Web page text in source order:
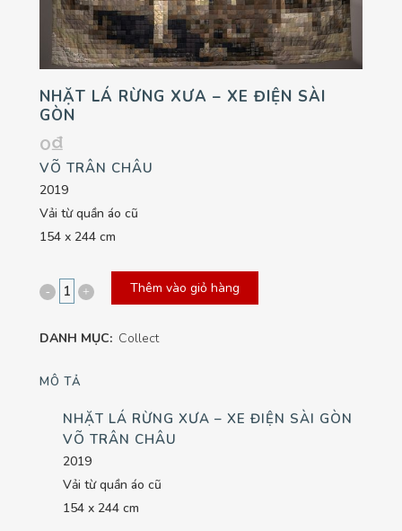
NHẶT LÁ RỪNG XƯA – XE ĐIỆN SÀI
GÒN
0₫
VÕ TRÂN CHÂU
2019
Vải từ quần áo cũ
154 x 244 cm
Nhặt
Xưa
Thêm vào giỏ hàng
DANH MỤC: Collect
MÔ TẢ
NHẶT LÁ RỪNG XƯA – XE ĐIỆN SÀI GÒN
VÕ TRÂN CHÂU
2019
Vải từ quần áo cũ
154 x 244 cm